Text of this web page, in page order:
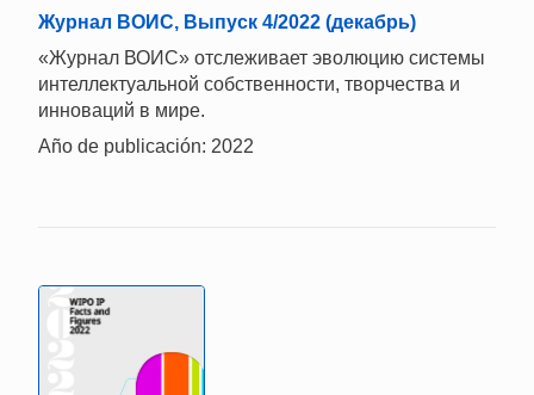
Журнал ВОИС, Выпуск 4/2022 (декабрь)
«Журнал ВОИС» отслеживает эволюцию системы
интеллектуальной собственности, творчества и
инноваций в мире.
Año de publicación: 2022